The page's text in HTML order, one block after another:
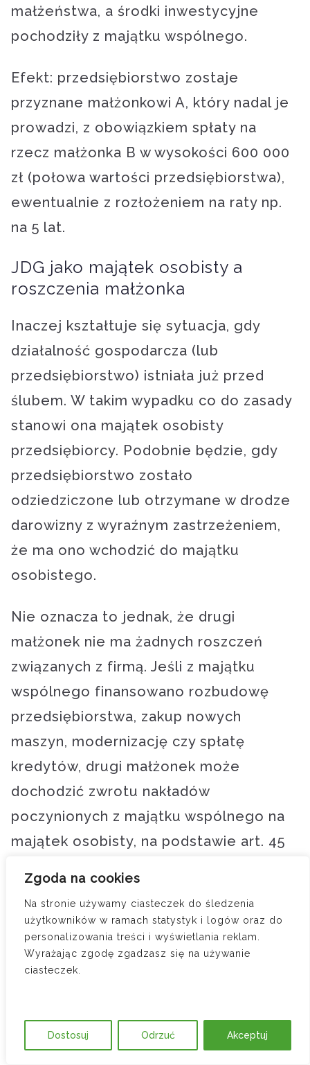
Zgoda na cookies
Na stronie używamy ciasteczek do śledzenia
użytkowników w ramach statystyk i logów oraz do
personalizowania treści i wyświetlania reklam.
Wyrażając zgodę zgadzasz się na używanie
ciasteczek.
Dostosuj Odrzuć Akceptuj
małżeństwa, a środki inwestycyjne
pochodziły z majątku wspólnego.
Efekt: przedsiębiorstwo zostaje
przyznane małżonkowi A, który nadal je
prowadzi, z obowiązkiem spłaty na
rzecz małżonka B w wysokości 600 000
zł (połowa wartości przedsiębiorstwa),
ewentualnie z rozłożeniem na raty np.
na 5 lat.
JDG jako majątek osobisty a
roszczenia małżonka
Inaczej kształtuje się sytuacja, gdy
działalność gospodarcza (lub
przedsiębiorstwo) istniała już przed
ślubem. W takim wypadku co do zasady
stanowi ona majątek osobisty
przedsiębiorcy. Podobnie będzie, gdy
przedsiębiorstwo zostało
odziedziczone lub otrzymane w drodze
darowizny z wyraźnym zastrzeżeniem,
że ma ono wchodzić do majątku
osobistego.
Nie oznacza to jednak, że drugi
małżonek nie ma żadnych roszczeń
związanych z firmą. Jeśli z majątku
wspólnego finansowano rozbudowę
przedsiębiorstwa, zakup nowych
maszyn, modernizację czy spłatę
kredytów, drugi małżonek może
dochodzić zwrotu nakładów
poczynionych z majątku wspólnego na
majątek osobisty, na podstawie art. 45
„Jeżeli małżonek prowadzący
przedsiębiorstwo stanowiące jego
majątek osobisty wykorzystuje w
majątku wspólnego na jego rozwój,
drugi małżonek ma prawo żądać